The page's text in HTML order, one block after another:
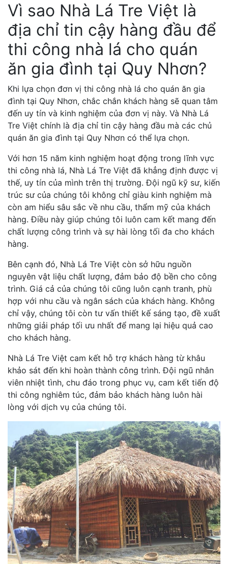
Vì sao Nhà Lá Tre Việt là
địa chỉ tin cậy hàng đầu để
thi công nhà lá cho quán
ăn gia đình tại Quy Nhơn?
Khi lựa chọn đơn vị thi công nhà lá cho quán ăn gia
đình tại Quy Nhơn, chắc chắn khách hàng sẽ quan tâm
đến uy tín và kinh nghiệm của đơn vị này. Và Nhà Lá
Tre Việt chính là địa chỉ tin cậy hàng đầu mà các chủ
quán ăn gia đình tại Quy Nhơn có thể lựa chọn.
Với hơn 15 năm kinh nghiệm hoạt động trong lĩnh vực
thi công nhà lá, Nhà Lá Tre Việt đã khẳng định được vị
thế, uy tín của mình trên thị trường. Đội ngũ kỹ sư, kiến
trúc sư của chúng tôi không chỉ giàu kinh nghiệm mà
còn am hiểu sâu sắc về nhu cầu, thẩm mỹ của khách
hàng. Điều này giúp chúng tôi luôn cam kết mang đến
chất lượng công trình và sự hài lòng tối đa cho khách
hàng.
Bên cạnh đó, Nhà Lá Tre Việt còn sở hữu nguồn
nguyên vật liệu chất lượng, đảm bảo độ bền cho công
trình. Giá cả của chúng tôi cũng luôn cạnh tranh, phù
hợp với nhu cầu và ngân sách của khách hàng. Không
chỉ vậy, chúng tôi còn tư vấn thiết kế sáng tạo, đề xuất
những giải pháp tối ưu nhất để mang lại hiệu quả cao
cho khách hàng.
Nhà Lá Tre Việt cam kết hỗ trợ khách hàng từ khâu
khảo sát đến khi hoàn thành công trình. Đội ngũ nhân
viên nhiệt tình, chu đáo trong phục vụ, cam kết tiến độ
thi công nghiêm túc, đảm bảo khách hàng luôn hài
lòng với dịch vụ của chúng tôi.